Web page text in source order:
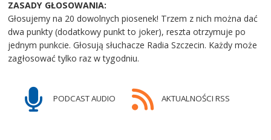
ZASADY GŁOSOWANIA:
Głosujemy na 20 dowolnych piosenek! Trzem z nich można dać
dwa punkty (dodatkowy punkt to joker), reszta otrzymuje po
jednym punkcie. Głosują słuchacze Radia Szczecin. Każdy może
zagłosować tylko raz w tygodniu.
PODCAST AUDIO AKTUALNOŚCI RSS